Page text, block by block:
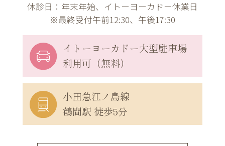
休診日：年末年始、イトーヨーカドー休業日
※最終受付午前12:30、午後17:30
イトーヨーカドー大型駐車場
利用可（無料）
小田急江ノ島線
鶴間駅 徒歩5分